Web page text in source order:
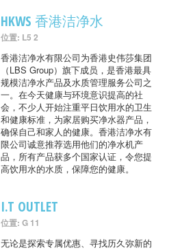
HKWS 香港洁净水
位置: L5 2
香港洁净水有限公司为香港史伟莎集团
（LBS Group）旗下成员，是香港最具
规模洁净水产品及水质管理服务公司之
一。在今天健康与环境意识提高的社
会，不少人开始注重平日饮用水的卫生
和健康标准，为家居购买净水器产品，
确保自己和家人的健康。香港洁净水有
限公司诚意推荐选用他们的净水机产
品，所有产品获多个国家认证，令您提
高饮用水的水质，保障您的健康。
I.T OUTLET
位置: G 11
无论是探索专属优惠、寻找历久弥新的